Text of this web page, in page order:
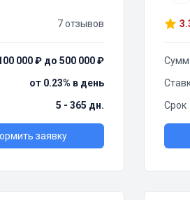
7 отзывов
000 ₽ до 500 000 ₽
от 0.23% в день
5 - 365 дн.
заявку
Срок